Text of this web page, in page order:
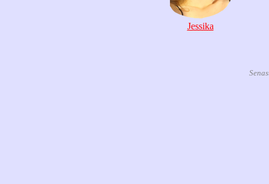
Jessika